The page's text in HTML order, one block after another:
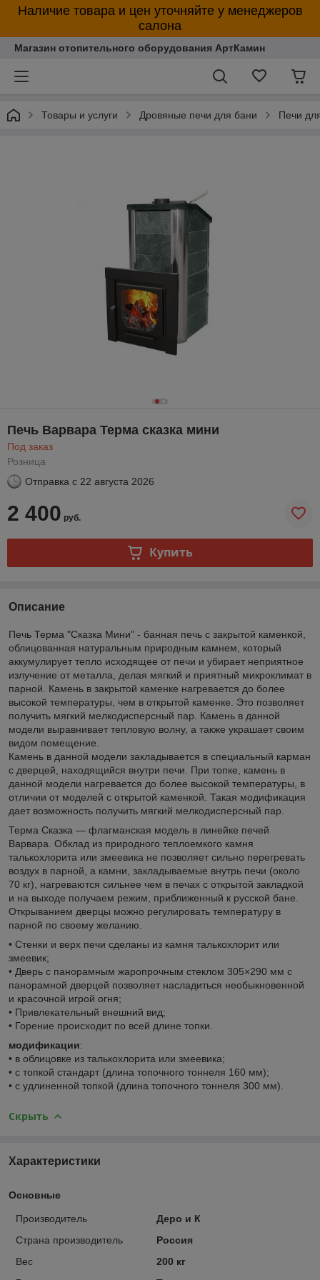
Наличие товара и цен уточняйте у менеджеров
салона
Магазин отопительного оборудования АртКамин
Товары и услуги Дровяные печи для бани Печи
Печь Варвара Терма сказка мини
Под заказ
Розница
Отправка с 22 августа 2026
2 400 руб.
Купить
Описание
Печь Терма "Сказка Мини" - банная печь с закрытой каменкой,
облицованная натуральным природным камнем, который
аккумулирует тепло исходящее от печи и убирает неприятное
излучение от металла, делая мягкий и приятный микроклимат в
парной. Камень в закрытой каменке нагревается до более
высокой температуры, чем в открытой каменке. Это позволяет
получить мягкий мелкодисперсный пар. Камень в данной
модели выравнивает тепловую волну, а также украшает своим
видом помещение.
Камень в данной модели закладывается в специальный карман
с дверцей, находящийся внутри печи. При топке, камень в
данной модели нагревается до более высокой температуры, в
отличии от моделей с открытой каменкой. Такая модификация
дает возможность получить мягкий мелкодисперсный пар.
Терма Сказка — флагманская модель в линейке печей
Варвара. Обклад из природного теплоемкого камня
талькохлорита или змеевика не позволяет сильно перегревать
воздух в парной, а камни, закладываемые внутрь печи (около
70 кг), нагреваются сильнее чем в печах с открытой закладкой
и на выходе получаем режим, приближенный к русской бане.
Открыванием дверцы можно регулировать температуру в
парной по своему желанию.
• Стенки и верх печи сделаны из камня талькохлорит или
змеевик;
• Дверь с панорамным жаропрочным стеклом 305×290 мм с
панорамной дверцей позволяет насладиться необыкновенной
и красочной игрой огня;
• Привлекательный внешний вид;
• Горение происходит по всей длине топки.
модификации:
• в облицовке из талькохлорита или змеевика;
• с топкой стандарт (длина топочного тоннеля 160 мм);
• с удлиненной топкой (длина топочного тоннеля 300 мм).
Скрыть
Характеристики
Основные
Производитель
Деро и К
Страна производитель
Россия
Вес
200 кг